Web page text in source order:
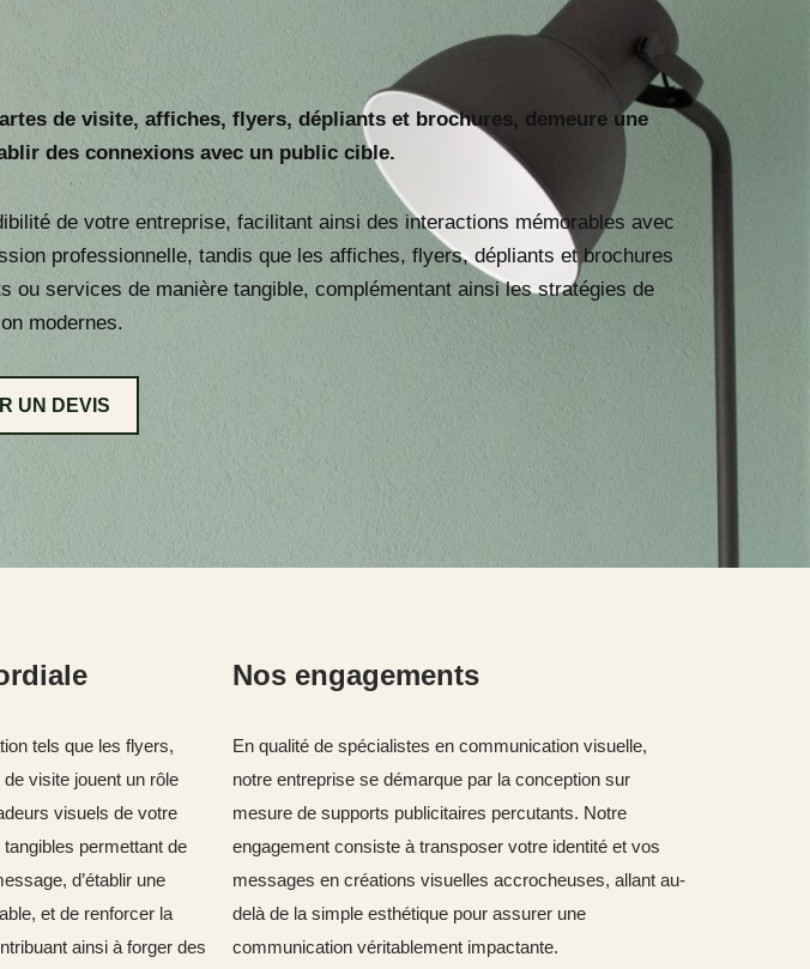
de visite, affiches, flyers, dépliants et brochures, demeure une
des connexions avec un public cible.
de votre entreprise, facilitant ainsi des interactions mémorables avec
professionnelle, tandis que les affiches, flyers, dépliants et brochures
services de manière tangible, complémentant ainsi les stratégies de
modernes.
UN DEVIS
tels que les flyers,
visite jouent un rôle
visuels de votre
permettant de
d’établir une
et de renforcer la
ainsi à forger des
Nos engagements
En qualité de spécialistes en communication visuelle,
notre entreprise se démarque par la conception sur
mesure de supports publicitaires percutants. Notre
engagement consiste à transposer votre identité et vos
messages en créations visuelles accrocheuses, allant au-
delà de la simple esthétique pour assurer une
communication véritablement impactante.